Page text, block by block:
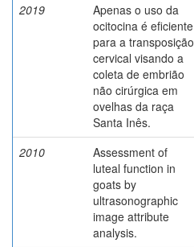
2019
Apenas o uso da
ocitocina é eficiente
para a transposição
cervical visando a
coleta de embrião
não cirúrgica em
ovelhas da raça
Santa Inês.
2010
Assessment of
luteal function in
goats by
ultrasonographic
image attribute
analysis.